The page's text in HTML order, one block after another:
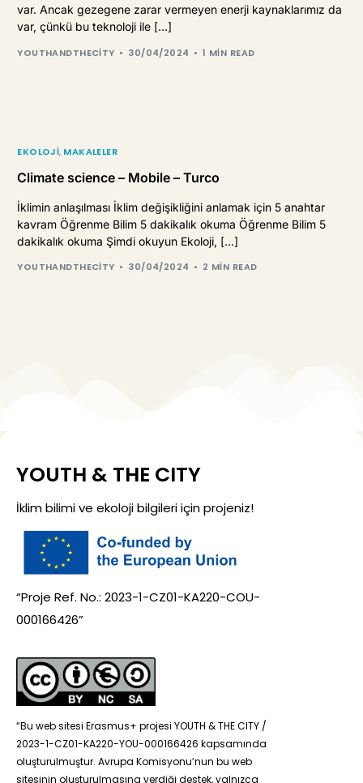
var. Ancak gezegene zarar vermeyen enerji kaynaklarımız da
var, çünkü bu teknoloji ile […]
YOUTHANDTHECITY 30/04/2024 1 MIN READ
EKOLOJI, MAKALELER
Climate science – Mobile – Turco
İklimin anlaşılması İklim değişikliğini anlamak için 5 anahtar
kavram Öğrenme Bilim 5 dakikalık okuma Öğrenme Bilim 5
dakikalık okuma Şimdi okuyun Ekoloji, […]
YOUTHANDTHECITY 30/04/2024 2 MIN READ
YOUTH & THE CITY
İklim bilimi ve ekoloji bilgileri için projeniz!
“Proje Ref. No.: 2023-1-CZ01-KA220-COU-
000166426”
“Bu web sitesi Erasmus+ projesi YOUTH & THE CITY /
2023-1-CZ01-KA220-YOU-000166426 kapsamında
oluşturulmuştur. Avrupa Komisyonu’nun bu web
sitesinin oluşturulmasına verdiği destek, yalnızca